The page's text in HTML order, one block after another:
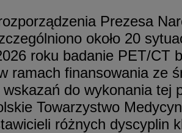
Prezesa
około 20
roku badanie PET/CT
ramach finansowania ze
do wykonania tej
Towarzystwo
różnych dyscyplin